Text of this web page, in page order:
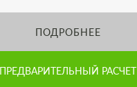
ПОДРОБНЕЕ
ПРЕДВАРИТЕЛЬНЫЙ РАСЧЕТ